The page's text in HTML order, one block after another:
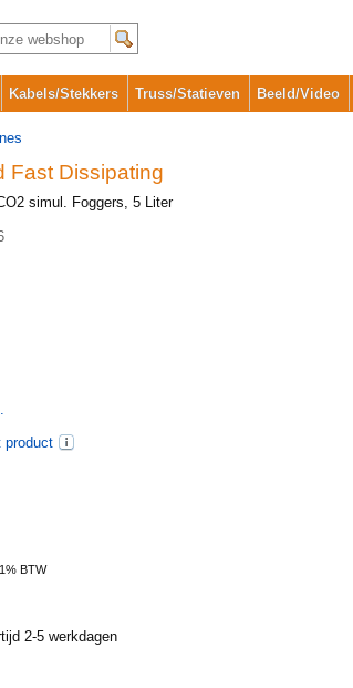
Kabels/Stekkers Truss/Statieven Beeld/Video
Fast Dissipating
simul. Foggers, 5 Liter
product
BTW
2-5 werkdagen